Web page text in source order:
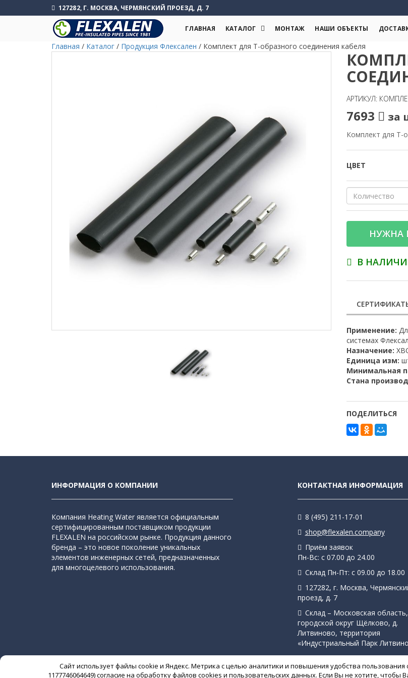
127282, Г. МОСКВА, ЧЕРМЯНСКИЙ ПРОЕЗД, Д. 7
ГЛАВНАЯ КАТАЛОГ МОНТАЖ НАШИ ОБЪЕКТЫ
Главная / Каталог / Продукция Флексален / Комплект для Т-образного соединения кабеля
АРТИКУЛ:
7693 за
Комплект для Т-
ЦВЕТ
НУЖНА
В
Применение:
системах
Назначение:
Единица изм:
Минимальная
Стана
ПОДЕЛИТЬСЯ
ИНФОРМАЦИЯ О КОМПАНИИ
Компания Heating Water является официальным
сертифицированным поставщиком продукции
FLEXALEN на российском рынке. Продукция данного
бренда – это новое поколение уникальных
элементов инженерных сетей, предназначенных
для многоцелевого использования.
КОНТАКТНАЯ ИНФОРМАЦИЯ
8 (495) 211-17-01
shop@flexalen.company
Приём заявок
Пн-Вс: с 07.00 до 24.00
Склад Пн-Пт: с 09.00 до 18.00
127282, г. Москва,
проезд, д. 7
Склад – Московская область,
городской округ Щёлково, д.
Литвиново, территория
«Индустриальный Парк
Сайт использует файлы cookie и Яндекс. Метрика с целью аналитики и повышения удобства
1177746064649) согласие на обработку файлов cookies и пользовательских данных. Если Вы не хотите,